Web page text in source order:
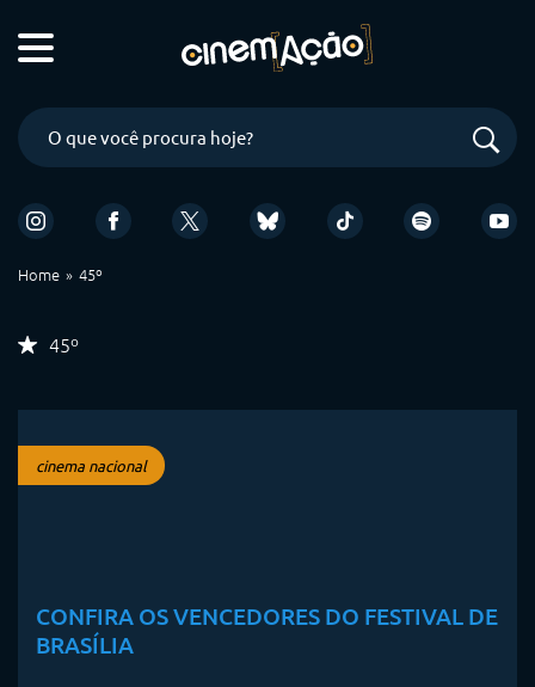
Home 45º
45º
cinema nacional
CONFIRA OS VENCEDORES DO FESTIVAL DE
BRASÍLIA